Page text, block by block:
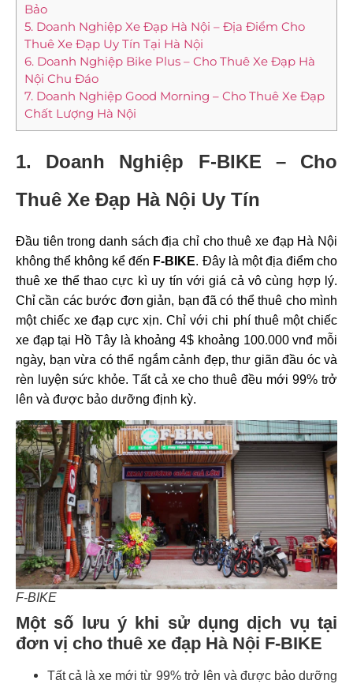
Bảo
5. Doanh Nghiệp Xe Đạp Hà Nội – Địa Điểm Cho
Thuê Xe Đạp Uy Tín Tại Hà Nội
6. Doanh Nghiệp Bike Plus – Cho Thuê Xe Đạp Hà
Nội Chu Đáo
7. Doanh Nghiệp Good Morning – Cho Thuê Xe Đạp
Chất Lượng Hà Nội
1. Doanh Nghiệp F-BIKE – Cho
Thuê Xe Đạp Hà Nội Uy Tín
Đầu tiên trong danh sách địa chỉ cho thuê xe đạp Hà Nội
không thể không kể đến F-BIKE. Đây là một địa điểm cho
thuê xe thể thao cực kì uy tín với giá cả vô cùng hợp lý.
Chỉ cần các bước đơn giản, bạn đã có thể thuê cho mình
một chiếc xe đạp cực xịn. Chỉ với chi phí thuê một chiếc
xe đạp tại Hồ Tây là khoảng 4$ khoảng 100.000 vnđ mỗi
ngày, bạn vừa có thể ngắm cảnh đẹp, thư giãn đầu óc và
rèn luyện sức khỏe. Tất cả xe cho thuê đều mới 99% trở
lên và được bảo dưỡng định kỳ.
F-BIKE
Một số lưu ý khi sử dụng dịch vụ tại
đơn vị cho thuê xe đạp Hà Nội F-BIKE
Tất cả là xe mới từ 99% trở lên và được bảo dưỡng